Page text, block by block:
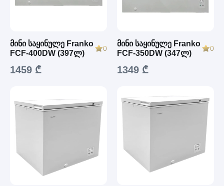
მინი საყინულე Franko
FCF-400DW (397ლ)
0
1459 ₾
მინი საყინულე Franko
FCF-350DW (347ლ)
0
1349 ₾